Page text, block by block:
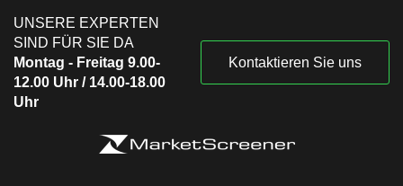
UNSERE EXPERTEN
SIND FÜR SIE DA
Montag - Freitag 9.00-
12.00 Uhr / 14.00-18.00
Uhr
Kontaktieren Sie uns